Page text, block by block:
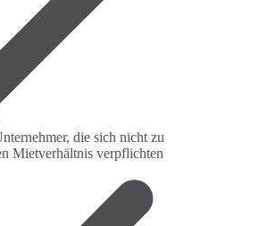
die sich nicht zu
Mietverhältnis verpflichten